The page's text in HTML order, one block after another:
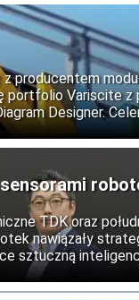
z producentem
portfolio Variscite z
Designer.
automatyzacji i
TDK oraz
nawiązały
sztuczną
wspólnie
dotyku